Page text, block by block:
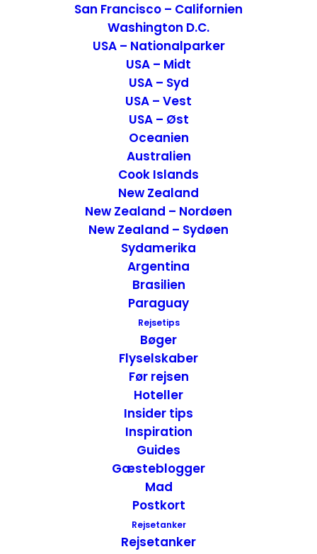
San Francisco – Californien
Washington D.C.
USA – Nationalparker
USA – Midt
USA – Syd
USA – Vest
USA – Øst
Oceanien
Australien
Cook Islands
New Zealand
New Zealand – Nordøen
New Zealand – Sydøen
Sydamerika
Argentina
Brasilien
Paraguay
Rejsetips
Bøger
Flyselskaber
Før rejsen
Hoteller
Insider tips
Inspiration
Guides
Gæsteblogger
Mad
Postkort
Rejsetanker
Rejsetanker
Rejseforslag Road Trip i Sydstaterne – USA
Road Trip
Tip – Derfor skal du vælge Road Trip
Insider Tips
Du er altid velkommen til at kontakte os:
Facebook,Twitter,
– Mail: ontrip (a) outlook.com